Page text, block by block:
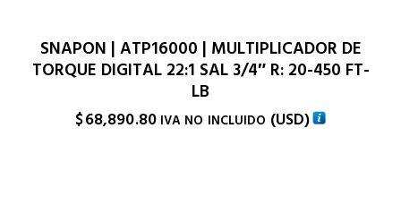
SNAPON | ATP16000 | MULTIPLICADOR DE
TORQUE DIGITAL 22:1 SAL 3/4″ R: 20-450 FT-
LB
$68,890.80 IVA NO INCLUIDO (USD)